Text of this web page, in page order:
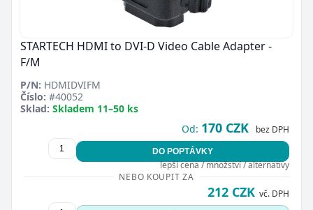
STARTECH HDMI to DVI-D Video Cable Adapter -
F/M
P/N: HDMIDVIFM
Číslo: #40052
Sklad: Skladem 11–50 ks
Od: 170 CZK bez DPH
DO POPTÁVKY
lepší cena / množství / alternativy
NEBO KOUPIT ZA
212 CZK vč. DPH